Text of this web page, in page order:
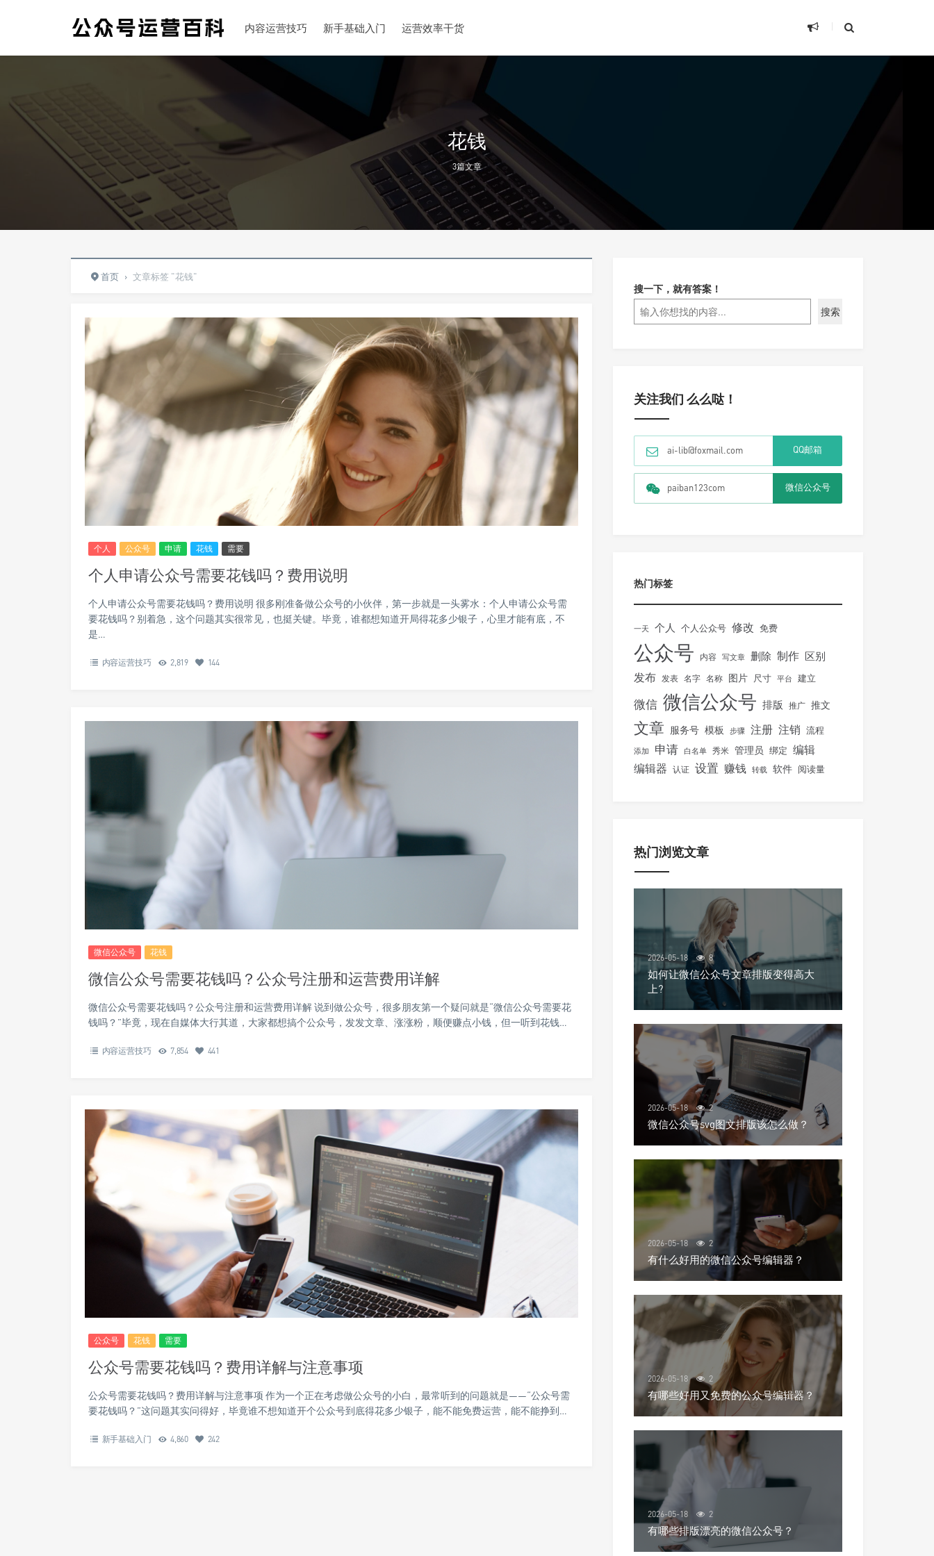
内容运营技巧 新手基础入门 运营效率干货
花钱
3篇文章
首页 › 文章标签 "花钱"
个人 公众号 申请 花钱 需要
个人申请公众号需要花钱吗？费用说明
个人申请公众号需要花钱吗？费用说明 很多刚准备做公众号的小伙伴，第一步就是一头雾水：个人申请公众号需
要花钱吗？别着急，这个问题其实很常见，也挺关键。毕竟，谁都想知道开局得花多少银子，心里才能有底，不
是…
内容运营技巧 2,819 144
微信公众号 花钱
微信公众号需要花钱吗？公众号注册和运营费用详解
微信公众号需要花钱吗？公众号注册和运营费用详解 说到做公众号，很多朋友第一个疑问就是“微信公众号需要花
钱吗？”毕竟，现在自媒体大行其道，大家都想搞个公众号，发发文章、涨涨粉，顺便赚点小钱，但一听到花钱…
内容运营技巧 7,854 441
公众号 花钱 需要
公众号需要花钱吗？费用详解与注意事项
公众号需要花钱吗？费用详解与注意事项 作为一个正在考虑做公众号的小白，最常听到的问题就是——“公众号需
要花钱吗？”这问题其实问得好，毕竟谁不想知道开个公众号到底得花多少银子，能不能免费运营，能不能挣到…
新手基础入门 4,860 242
搜一下，就有答案！
搜索
关注我们 么么哒！
ai-lib@foxmail.com QQ邮箱
paiban123com 微信公众号
热门标签
一天 个人 个人公众号 修改 免费
公众号 内容 写文章 删除 制作 区别
发布 发表 名字 名称 图片 尺寸 平台 建立
微信 微信公众号 排版 推广 推文
文章 服务号 模板 步骤 注册 注销 流程
添加 申请 白名单 秀米 管理员 绑定 编辑
编辑器
认证 设置 赚钱 转载 软件 阅读量
热门浏览文章
2026-05-18 8
如何让微信公众号文章排版变得高大
上?
2026-05-18 2
微信公众号svg图文排版该怎么做？
2026-05-18 2
有什么好用的微信公众号编辑器？
2026-05-18 2
有哪些好用又免费的公众号编辑器？
2026-05-18 2
有哪些排版漂亮的微信公众号？